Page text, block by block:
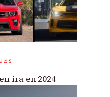
ira en 2024